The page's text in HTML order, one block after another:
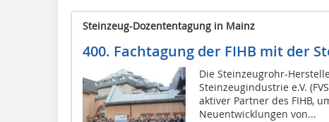
Steinzeug-Dozententagung in Mainz
400. Fachtagung der FIHB mit der
Die Steinzeugrohr-
Steinzeugindustrie e.V.
aktiver Partner des FIHB,
Neuentwicklungen von...